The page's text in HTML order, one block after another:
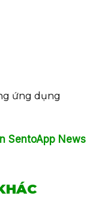
ứng dụng
SentoApp News